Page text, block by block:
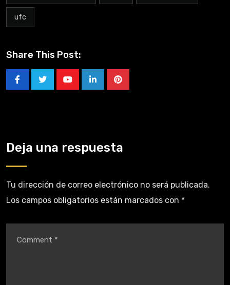
ufc
Share This Post:
Deja una respuesta
Tu dirección de correo electrónico no será publicada.
Los campos obligatorios están marcados con *